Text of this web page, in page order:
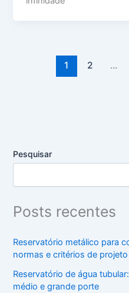
1 2 …
Pesquisar
Posts recentes
Reservatório metálico para
normas e critérios de projeto
Reservatório de água
médio e grande porte